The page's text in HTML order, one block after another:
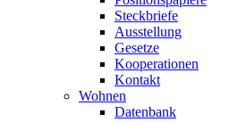
Steckbriefe
Ausstellung
Gesetze
Kooperationen
Kontakt
Wohnen
Datenbank